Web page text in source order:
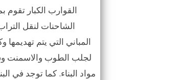
القوارب الكبار تقوم
الشاحنات لنقل
المباني التي يتم تهديمها
لجلب الطوب والاسمنت
مواد البناء. كما توجد في